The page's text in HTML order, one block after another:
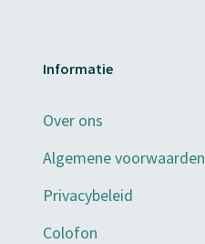
Informatie
Over ons
Algemene voorwaarden
Privacybeleid
Colofon